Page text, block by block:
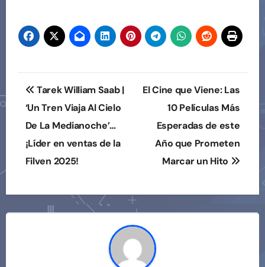
entradas
Navegación
de
entradas
Tarek William Saab |
‘Un Tren Viaja Al Cielo
De La Medianoche’…
¡Líder en ventas de la
Filven 2025!
El Cine que Viene: Las
10 Películas Más
Esperadas de este
Año que Prometen
Marcar un Hito